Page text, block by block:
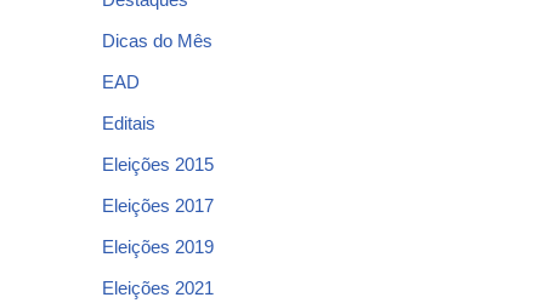
Dicas do Mês
EAD
Editais
Eleições 2015
Eleições 2017
Eleições 2019
Eleições 2021